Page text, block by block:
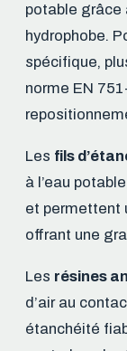
potable grâce
hydrophobe.
spécifique,
norme EN
Les fils
à l’eau
et permettent
offrant une
Les résines
d’air au
étanchéité